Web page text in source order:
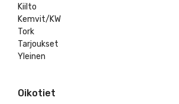
Kiilto
Kemvit/KW
Tork
Tarjoukset
Yleinen
Oikotiet